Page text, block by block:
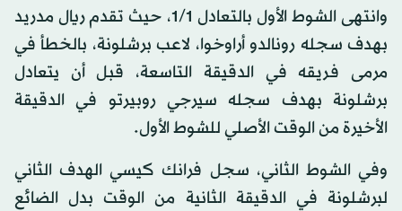
وانتهى الشوط الأول بالتعادل 1/1، حيث تقدم ريال مدريد
بهدف سجله رونالدو أراوخوا، لاعب برشلونة، بالخطأ في
مرمى فريقه في الدقيقة التاسعة، قبل أن يتعادل
برشلونة بهدف سجله سيرجي روبيرتو في الدقيقة
الأخيرة من الوقت الأصلي للشوط الأول.
وفي الشوط الثاني، سجل فرانك كيسي الهدف الثاني
لبرشلونة في الدقيقة الثانية من الوقت بدل الضائع